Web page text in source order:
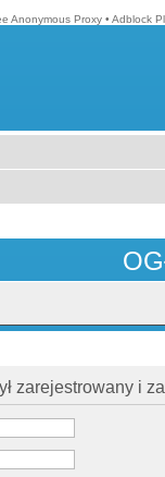
Anonymous Proxy • Adblock
zarejestrowany i